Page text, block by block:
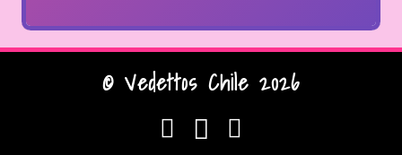
© Vedettos Chile 2026